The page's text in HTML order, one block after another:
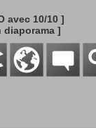
avec 10/10 ]
diaporama ]